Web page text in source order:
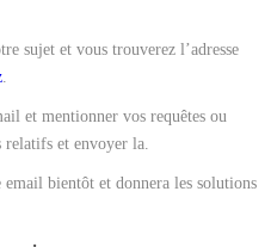
sujet et vous trouverez l’adresse
.
et mentionner vos requêtes ou
relatifs et envoyer la.
bientôt et donnera les solutions